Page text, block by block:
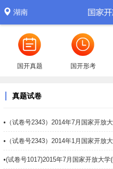
湖南
国开真题 国开形考
真题试卷